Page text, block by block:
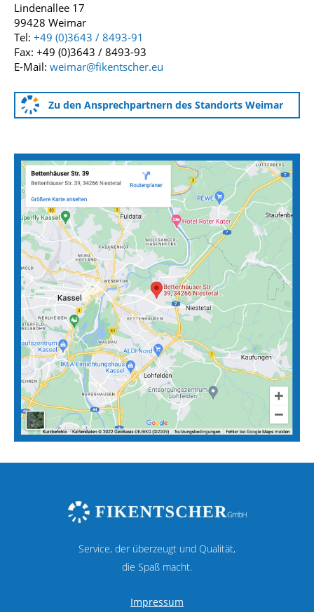
Lindenallee 17
99428 Weimar
Tel: +49 (0)3643 / 8493-91
Fax: +49 (0)3643 / 8493-93
E-Mail: weimar@fikentscher.eu
Zu den Ansprechpartnern des Standorts Weimar
Anfahrtskarten zu unseren Standorten
Service, der überzeugt und Qualität,
die Spaß macht.
Impressum